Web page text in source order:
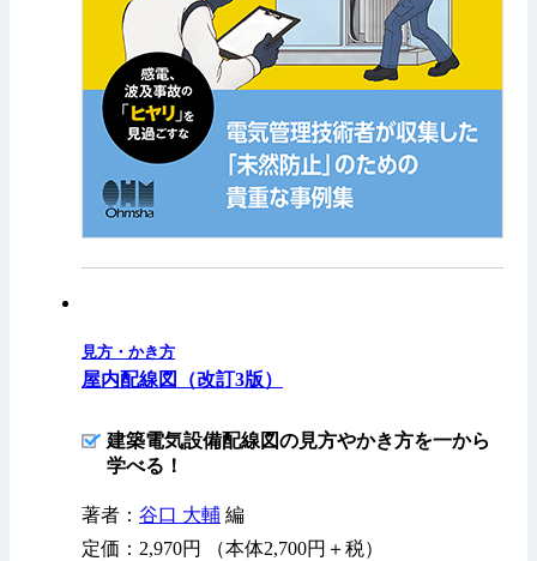
見方・かき方
屋内配線図（改訂3版）
建築電気設備配線図の見方やかき方を一から
学べる！
著者： 谷口 大輔 編
定価：2,970円 （本体2,700円＋税）